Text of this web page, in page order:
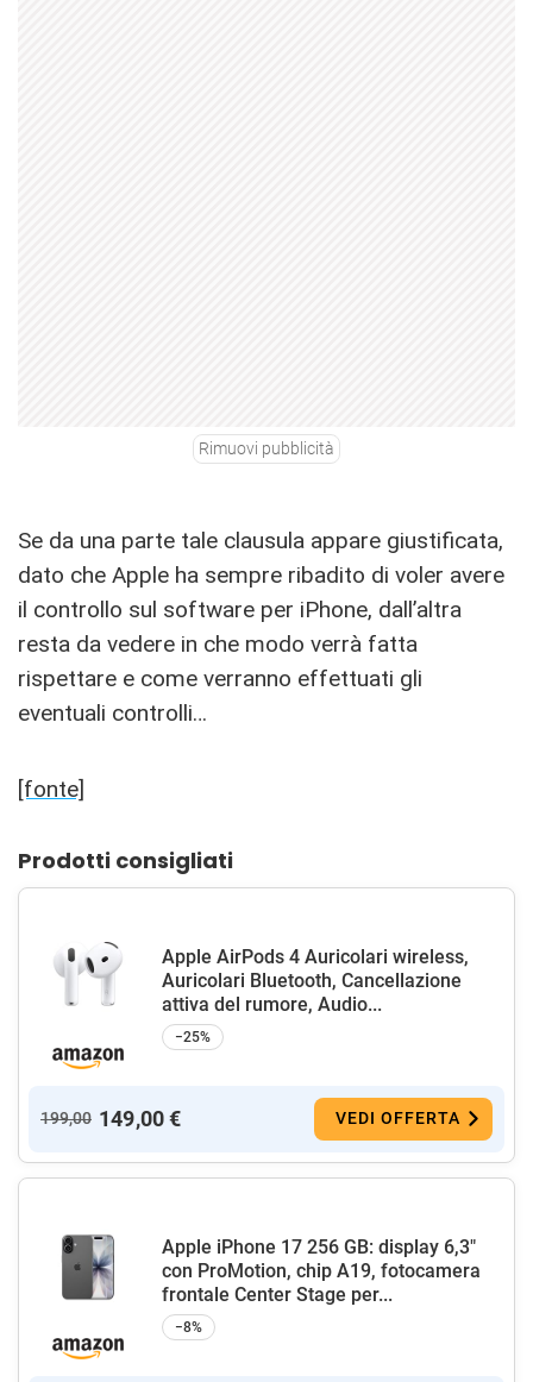
Rimuovi pubblicità
Se da una parte tale clausula appare giustificata,
dato che Apple ha sempre ribadito di voler avere
il controllo sul software per iPhone, dall’altra
resta da vedere in che modo verrà fatta
rispettare e come verranno effettuati gli
eventuali controlli…
[fonte]
Prodotti consigliati
Apple AirPods 4 Auricolari wireless,
Auricolari Bluetooth, Cancellazione
attiva del rumore, Audio...
−25%
199,00 149,00 € VEDI OFFERTA
Apple iPhone 17 256 GB: display 6,3"
con ProMotion, chip A19, fotocamera
frontale Center Stage per...
−8%